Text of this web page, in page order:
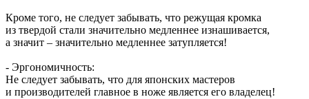
Кроме того, не следует забывать, что режущая кромка
из твердой стали значительно медленнее изнашивается,
а значит – значительно медленнее затупляется!
- Эргономичность:
Не следует забывать, что для японских мастеров
и производителей главное в ноже является его владелец!